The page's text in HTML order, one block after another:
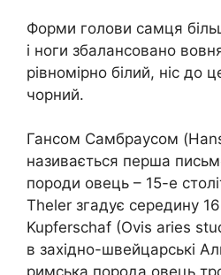
Форми голови самця
і ноги збалансовано
рівномірно білий, ніс до
чорний.
Гансом Самбраусом
називається перша
породи овець – 15-е
Theler згадує середину
Kupferschaf (Ovis aries
в західно-швейцарські